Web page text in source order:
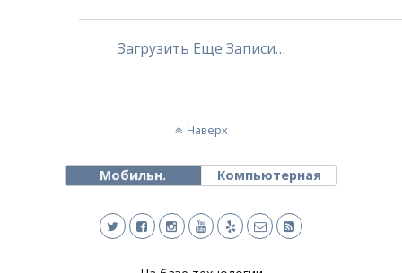
Загрузить Еще Записи…
Наверх
Мобильн. Компьютерная